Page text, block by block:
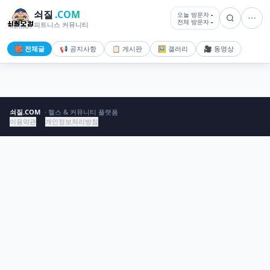
쇠질 .COM
피트니스 커뮤니티
오늘 방문자 -
전체 방문자 -
🧱 전체글 📢 공지사항 📋 게시판 🖼️ 갤러리 🎥 동영상
쇠질.COM · 헬스 & 커뮤니티 플랫폼
이용약관
개인정보처리방침